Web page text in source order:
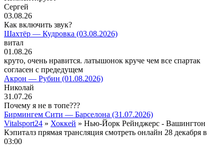
Сергей
03.08.26
Как включить звук?
Шахтёр — Кудровка (03.08.2026)
витал
01.08.26
круто, очень нравится. латышонок круче чем все спартак
согласен с предедущем
Акрон — Рубин (01.08.2026)
Николай
31.07.26
Почему я не в топе???
Бирмингем Сити — Барселона (31.07.2026)
Vitalsport24 » Хоккей » Нью-Йорк Рейнджерс - Вашингтон
Кэпиталз прямая трансляция смотреть онлайн 28 декабря в
03:00